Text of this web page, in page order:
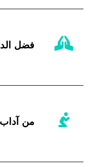
فضل
من آداب